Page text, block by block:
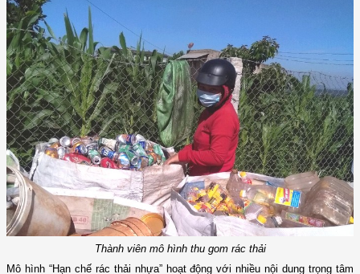
Thành viên mô hình thu gom rác thải
Mô hình “Hạn chế rác thải nhựa” hoạt động với nhiều nội dung trọng tâm